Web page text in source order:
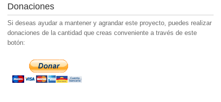
Donaciones
Si deseas ayudar a mantener y agrandar este proyecto, puedes realizar
donaciones de la cantidad que creas conveniente a través de este
botón: